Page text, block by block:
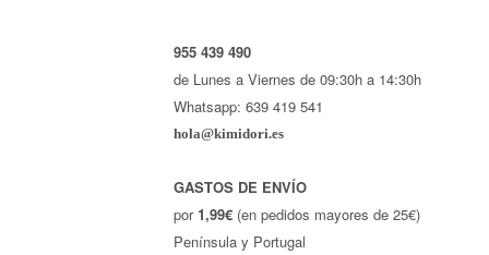
955 439 490
de Lunes a Viernes de 09:30h a 14:30h
Whatsapp: 639 419 541
hola@kimidori.es
GASTOS DE ENVÍO
por 1,99€ (en pedidos mayores de 25€)
Península y Portugal